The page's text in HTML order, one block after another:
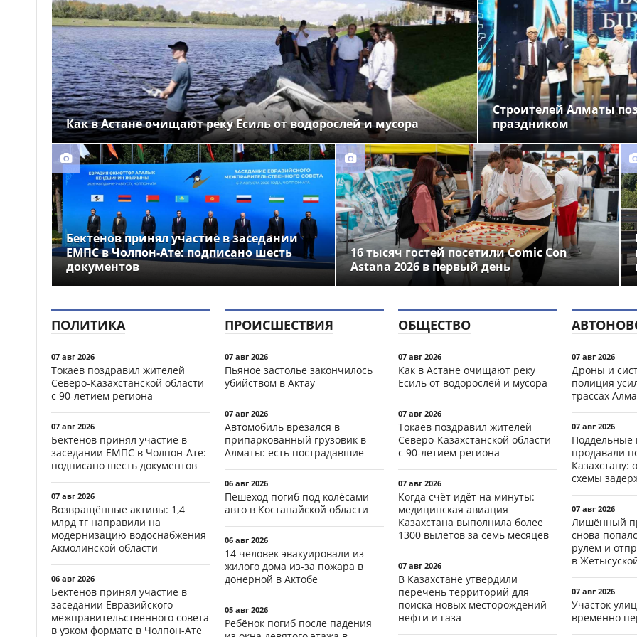
12:01
Выборы депутатов
Курултая: как узнать свой
избирательный участок
11:41
Служебная собака
помогла полицейским найти
пропавшую 18-летнюю
девушку в Караганде
Как в Астане очищают реку Есиль от водорослей и мусора
Строителей Алматы
праздником
Бектенов принял участие в заседании
ЕМПС в Чолпон-Ате: подписано шесть
документов
16 тысяч гостей посетили Comic Con
Astana 2026 в первый день
ПОЛИТИКА
07 авг 2026
Токаев поздравил жителей
Северо-Казахстанской области
с 90-летием региона
07 авг 2026
Бектенов принял участие в
заседании ЕМПС в Чолпон-Ате:
подписано шесть документов
07 авг 2026
Возвращённые активы: 1,4
млрд тг направили на
модернизацию водоснабжения
Акмолинской области
06 авг 2026
Бектенов принял участие в
заседании Евразийского
межправительственного совета
в узком формате в Чолпон-Ате
ПРОИСШЕСТВИЯ
07 авг 2026
Пьяное застолье закончилось
убийством в Актау
07 авг 2026
Автомобиль врезался в
припаркованный грузовик в
Алматы: есть пострадавшие
06 авг 2026
Пешеход погиб под колёсами
авто в Костанайской области
06 авг 2026
14 человек эвакуировали из
жилого дома из-за пожара в
донерной в Актобе
05 авг 2026
Ребёнок погиб после падения
ОБЩЕСТВО
07 авг 2026
Как в Астане очищают реку
Есиль от водорослей и мусора
07 авг 2026
Токаев поздравил жителей
Северо-Казахстанской области
с 90-летием региона
07 авг 2026
Когда счёт идёт на минуты:
медицинская авиация
Казахстана выполнила более
1300 вылетов за семь месяцев
07 авг 2026
В Казахстане утвердили
перечень территорий для
поиска новых месторождений
нефти и газа
07 авг 2026
Дроны и
полиция
трассах
07 авг 2026
Поддельные
продавали
Казахстану:
схемы
07 авг 2026
Лишённый
снова
рулём и
в
07 авг 2026
Участок
временно